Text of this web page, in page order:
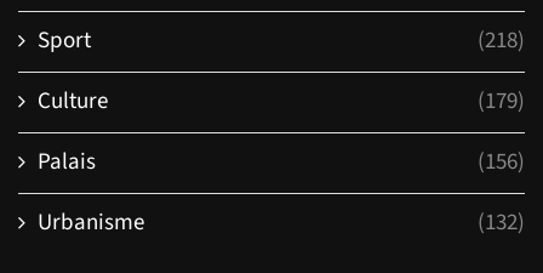
Sport
(218)
Culture
(179)
Palais
(156)
Urbanisme
(132)